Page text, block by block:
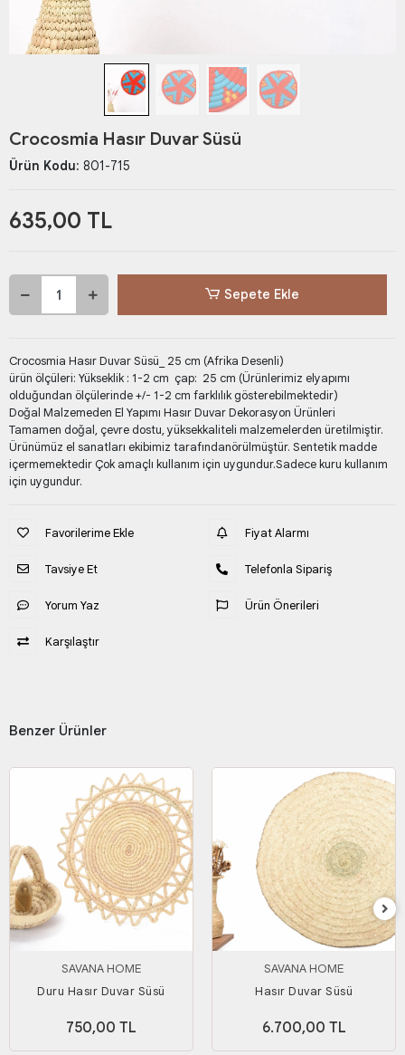
Crocosmia Hasır Duvar Süsü
Ürün Kodu: 801-715
635,00 TL
Sepete Ekle
Crocosmia Hasır Duvar Süsü_ 25 cm (Afrika Desenli)
ürün ölçüleri: Yükseklik : 1-2 cm çap: 25 cm (Ürünlerimiz elyapımı
olduğundan ölçülerinde +/- 1-2 cm farklılık gösterebilmektedir)
Doğal Malzemeden El Yapımı Hasır Duvar Dekorasyon Ürünleri
Tamamen doğal, çevre dostu, yüksekkaliteli malzemelerden üretilmiştir.
Ürünümüz el sanatları ekibimiz tarafındanörülmüştür. Sentetik madde
içermemektedir Çok amaçlı kullanım için uygundur.Sadece kuru kullanım
için uygundur.
Favorilerime Ekle
Tavsiye Et
Yorum Yaz
Karşılaştır
Fiyat Alarmı
Telefonla Sipariş
Ürün Önerileri
Benzer Ürünler
SAVANA HOME
Duru Hasır Duvar Süsü
750,00 TL
SAVANA HOME
Hasır Duvar Süsü
6.700,00 TL